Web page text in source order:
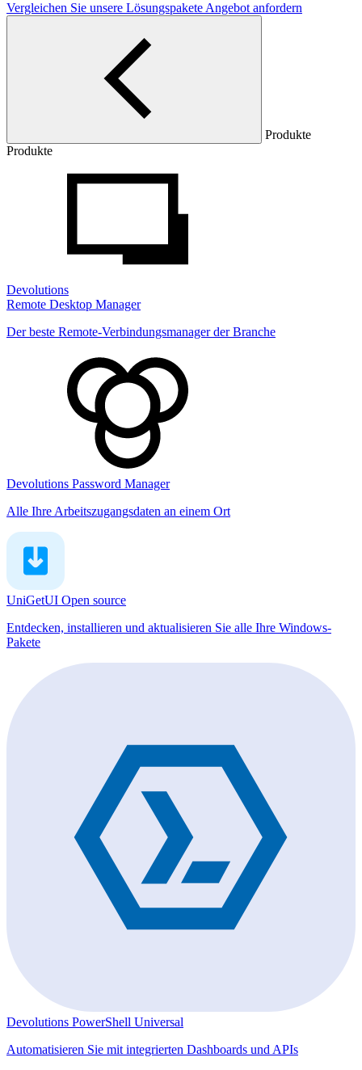
Vergleichen Sie unsere Lösungspakete Angebot anfordern
Produkte
Produkte
Devolutions
Remote Desktop Manager
Der beste Remote-Verbindungsmanager der Branche
Devolutions Password Manager
Alle Ihre Arbeitszugangsdaten an einem Ort
UniGetUI Open source
Entdecken, installieren und aktualisieren Sie alle Ihre Windows-
Pakete
Devolutions PowerShell Universal
Automatisieren Sie mit integrierten Dashboards und APIs